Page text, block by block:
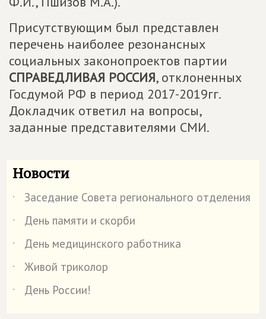
Присутствующим был представлен
перечень наиболее резонансных
социальных законопроектов партии
СПРАВЕДЛИВАЯ РОССИЯ, отклоненных
Госдумой РФ в период 2017-2019гг.
Докладчик ответил на вопросы,
заданные представителями СМИ.
Новости
˙
Заседание Совета регионального отделения
˙
День памяти и скорби
˙
День медицинского работника
˙
Живой триколор
˙
День России!